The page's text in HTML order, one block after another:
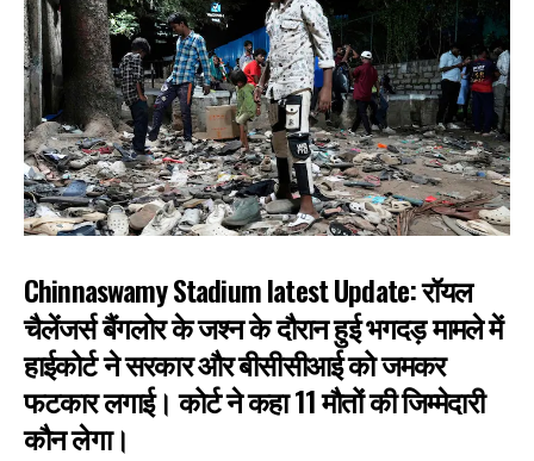
Chinnaswamy Stadium latest Update: रॉयल
चैलेंजर्स बैंगलोर के जश्न के दौरान हुई भगदड़ मामले में
हाईकोर्ट ने सरकार और बीसीसीआई को जमकर
फटकार लगाई। कोर्ट ने कहा 11 मौतों की जिम्मेदारी
कौन लेगा।